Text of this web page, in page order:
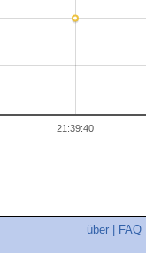
21:39:40
über FAQ